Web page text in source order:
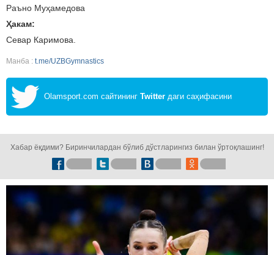
Раъно Муҳамедова
Ҳакам:
Севар Каримова.
Манба : t.me/UZBGymnastics
Olamsport.com сайтининг Twitter даги саҳифасини
Хабар ёқдими? Биринчилардан бўлиб дўстларингиз билан ўртоқлашинг!